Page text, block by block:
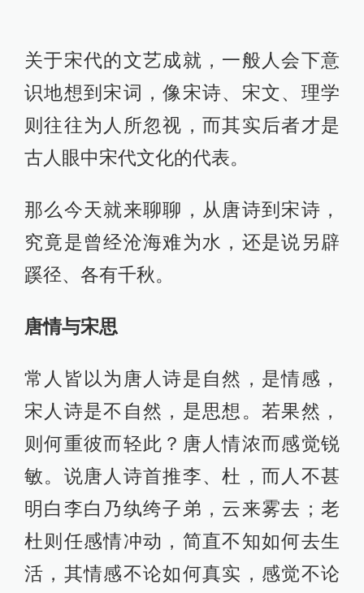
关于宋代的文艺成就，一般人会下意
识地想到宋词，像宋诗、宋文、理学
则往往为人所忽视，而其实后者才是
古人眼中宋代文化的代表。
那么今天就来聊聊，从唐诗到宋诗，
究竟是曾经沧海难为水，还是说另辟
蹊径、各有千秋。
唐情与宋思
常人皆以为唐人诗是自然，是情感，
宋人诗是不自然，是思想。若果然，
则何重彼而轻此？唐人情浓而感觉锐
敏。说唐人诗首推李、杜，而人不甚
明白李白乃纨绔子弟，云来雾去；老
杜则任感情冲动，简直不知如何去生
活，其情感不论如何真实，感觉不论